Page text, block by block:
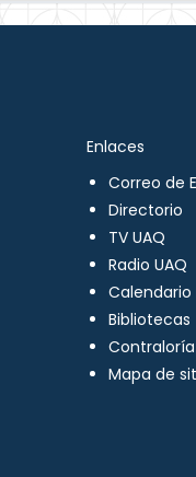
Enlaces
Correo de
Directorio
TV UAQ
Radio UAQ
Calendario
Bibliotecas
Mapa de